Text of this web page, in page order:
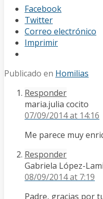
Facebook
Twitter
Correo electrónico
Imprimir
Publicado en Homilias
Responder
maria.julia cocito
07/09/2014at 14:16
Me parece muy
Responder
Gabriela López-
08/09/2014at 7:19
Padre, gracias por